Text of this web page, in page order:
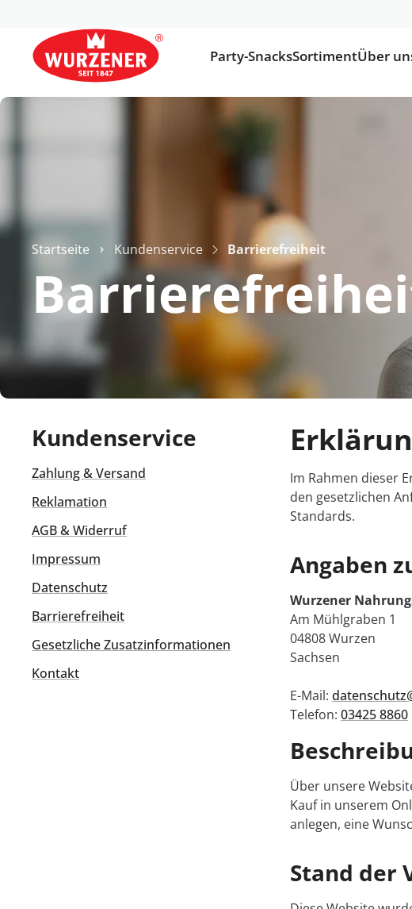
Party-SnacksSortimentÜber
Startseite Kundenservice Barrierefreiheit
Kundenservice
Zahlung & Versand
Reklamation
AGB & Widerruf
Impressum
Datenschutz
Barrierefreiheit
Gesetzliche Zusatzinformationen
Kontakt
Im Rahmen dieser
den gesetzlichen
Standards.
Angaben
Wurzener
Am Mühlgraben 1
04808 Wurzen
Sachsen
E-Mail:
Telefon: 03425 8860
Über unsere
Kauf in unserem
anlegen, eine
Stand der